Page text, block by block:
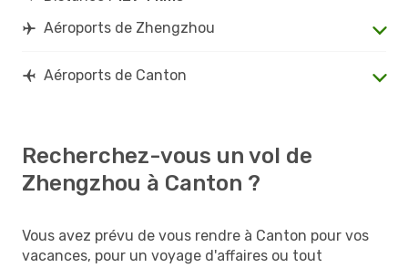
Aéroports de Zhengzhou
Aéroports de Canton
Recherchez-vous un vol de
Zhengzhou à Canton ?
Vous avez prévu de vous rendre à Canton pour vos
vacances, pour un voyage d'affaires ou tout